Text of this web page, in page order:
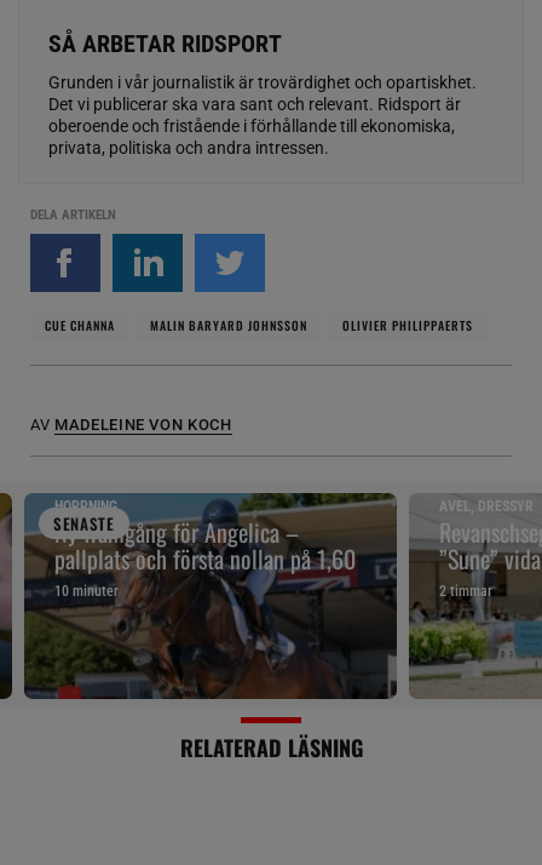
SÅ ARBETAR RIDSPORT
Grunden i vår journalistik är trovärdighet och opartiskhet.
Det vi publicerar ska vara sant och relevant. Ridsport är
oberoende och fristående i förhållande till ekonomiska,
privata, politiska och andra intressen.
DELA ARTIKELN
CUE CHANNA MALIN BARYARD JOHNSSON OLIVIER PHILIPPAERTS
AV MADELEINE VON KOCH
SENASTE
HOPPNING
Ny framgång för Angelica –
pallplats och första nollan på 1,60
10 minuter
AVEL, DRESSYR
”Sune”
2 timmar
RELATERAD LÄSNING